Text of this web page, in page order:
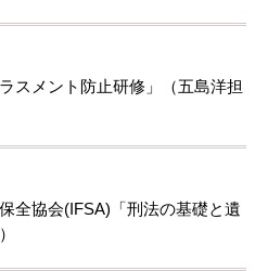
スメント防止研修」（五島洋担
全協会(IFSA)「刑法の基礎と遺